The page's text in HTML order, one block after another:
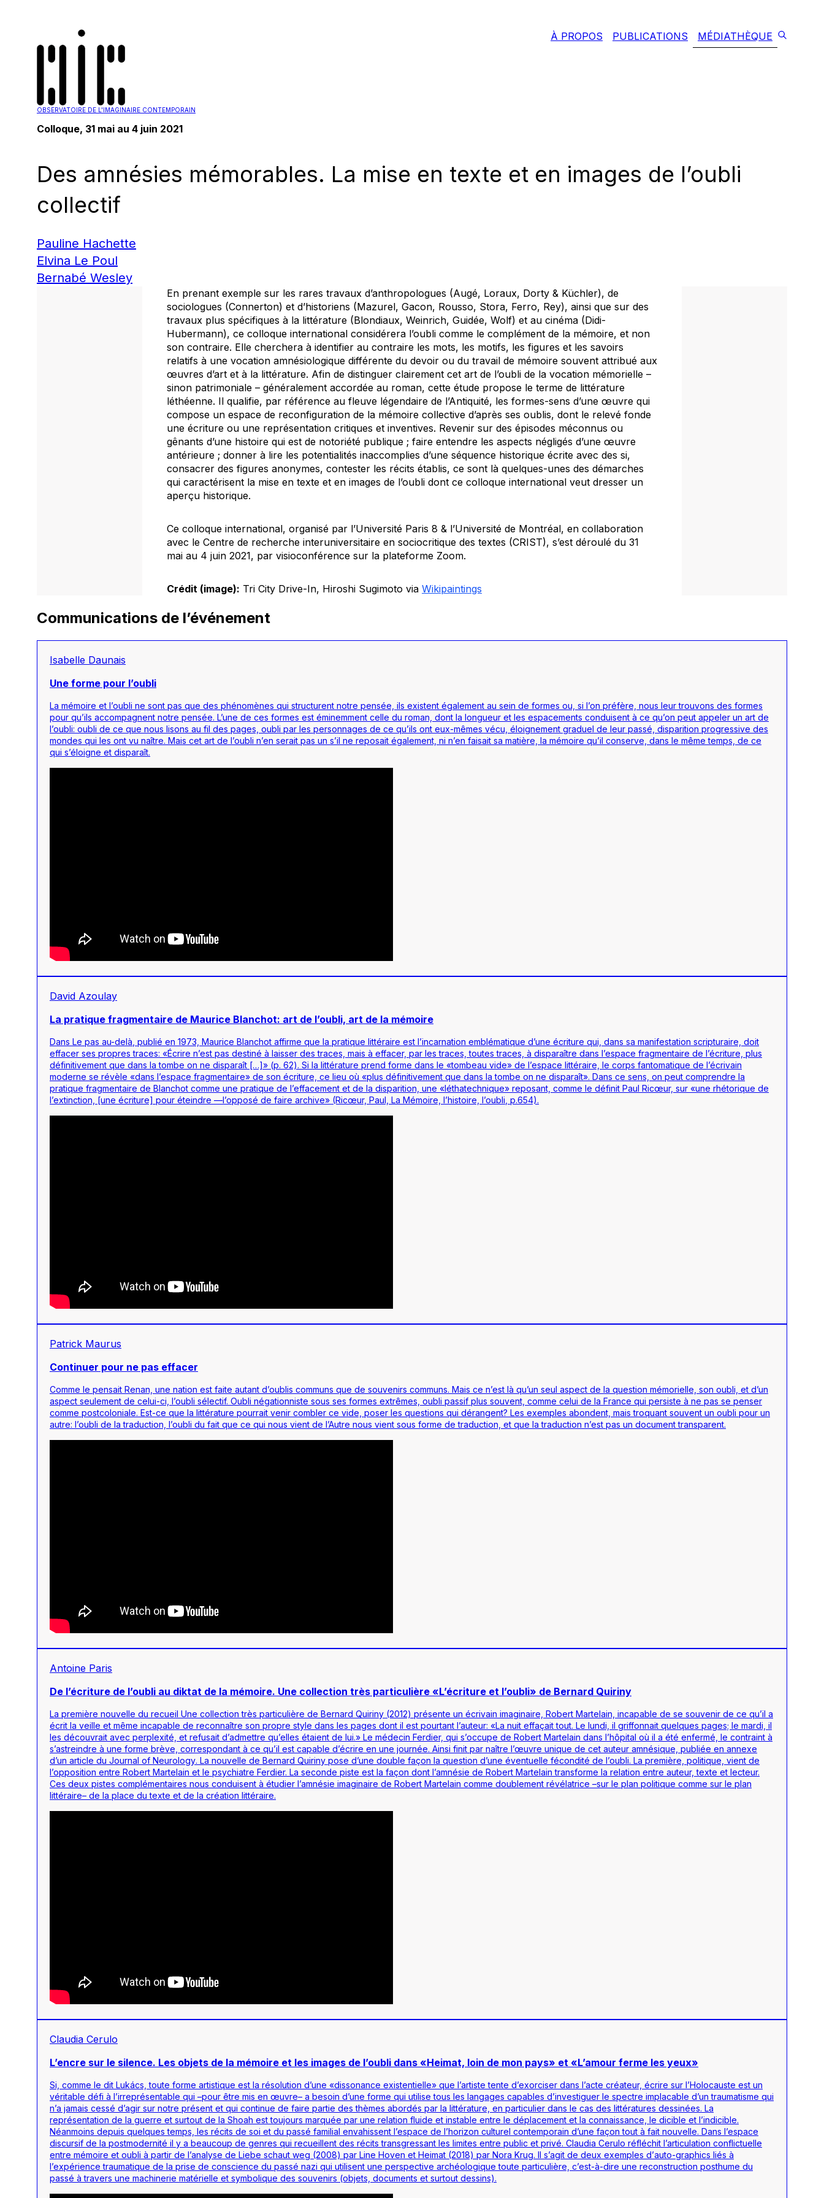
OBSERVATOIRE DE L'IMAGINAIRE CONTEMPORAIN
À PROPOS PUBLICATIONS MÉDIATHÈQUE
Colloque, 31 mai au 4 juin 2021
Des amnésies mémorables. La mise en texte et en images de l’oubli
collectif
Pauline Hachette
Elvina Le Poul
Bernabé Wesley
En prenant exemple sur les rares travaux d’anthropologues (Augé, Loraux, Dorty & Küchler), de
sociologues (Connerton) et d’historiens (Mazurel, Gacon, Rousso, Stora, Ferro, Rey), ainsi que sur des
travaux plus spécifiques à la littérature (Blondiaux, Weinrich, Guidée, Wolf) et au cinéma (Didi-
Hubermann), ce colloque international considérera l’oubli comme le complément de la mémoire, et non
son contraire. Elle cherchera à identifier au contraire les mots, les motifs, les figures et les savoirs
relatifs à une vocation amnésiologique différente du devoir ou du travail de mémoire souvent attribué aux
œuvres d’art et à la littérature. Afin de distinguer clairement cet art de l’oubli de la vocation mémorielle –
sinon patrimoniale – généralement accordée au roman, cette étude propose le terme de littérature
léthéenne. Il qualifie, par référence au fleuve légendaire de l’Antiquité, les formes-sens d’une œuvre qui
compose un espace de reconfiguration de la mémoire collective d’après ses oublis, dont le relevé fonde
une écriture ou une représentation critiques et inventives. Revenir sur des épisodes méconnus ou
gênants d’une histoire qui est de notoriété publique ; faire entendre les aspects négligés d’une œuvre
antérieure ; donner à lire les potentialités inaccomplies d’une séquence historique écrite avec des si,
consacrer des figures anonymes, contester les récits établis, ce sont là quelques-unes des démarches
qui caractérisent la mise en texte et en images de l’oubli dont ce colloque international veut dresser un
aperçu historique.
Ce colloque international, organisé par l’Université Paris 8 & l’Université de Montréal, en collaboration
avec le Centre de recherche interuniversitaire en sociocritique des textes (CRIST), s’est déroulé du 31
mai au 4 juin 2021, par visioconférence sur la plateforme Zoom.
Crédit (image): Tri City Drive-In, Hiroshi Sugimoto via Wikipaintings
Communications de l’événement
Isabelle Daunais
Une forme pour l’oubli
La mémoire et l’oubli ne sont pas que des phénomènes qui structurent notre pensée, ils existent également au sein de formes ou, si l’on préfère, nous leur trouvons des formes
pour qu’ils accompagnent notre pensée. L’une de ces formes est éminemment celle du roman, dont la longueur et les espacements conduisent à ce qu’on peut appeler un art de
l’oubli: oubli de ce que nous lisons au fil des pages, oubli par les personnages de ce qu’ils ont eux-mêmes vécu, éloignement graduel de leur passé, disparition progressive des
mondes qui les ont vu naître. Mais cet art de l’oubli n’en serait pas un s’il ne reposait également, ni n’en faisait sa matière, la mémoire qu’il conserve, dans le même temps, de ce
qui s’éloigne et disparaît.
David Azoulay
La pratique fragmentaire de Maurice Blanchot: art de l’oubli, art de la mémoire
Dans Le pas au-delà , publié en 1973, Maurice Blanchot affirme que la pratique littéraire est l’incarnation emblématique d’une écriture qui, dans sa manifestation scripturaire, doit
effacer ses propres traces: «Écrire n’est pas destiné à laisser des traces, mais à effacer, par les traces, toutes traces, à disparaître dans l’espace fragmentaire de l’écriture, plus
définitivement que dans la tombe on ne disparaît […]» (p. 62). Si la littérature prend forme dans le «tombeau vide» de l’espace littéraire, le corps fantomatique de l’écrivain
moderne se révèle «dans l’espace fragmentaire» de son écriture, ce lieu où «plus définitivement que dans la tombe on ne disparaît». Dans ce sens, on peut comprendre la
pratique fragmentaire de Blanchot comme une pratique de l’effacement et de la disparition, une «léthatechnique» reposant, comme le définit Paul Ricœur, sur «une rhétorique de
l’extinction, [une écriture] pour éteindre —l’opposé de faire archive» (Ricœur, Paul, La Mémoire, l’histoire, l’oubli , p.654).
Patrick Maurus
Continuer pour ne pas effacer
Comme le pensait Renan, une nation est faite autant d’oublis communs que de souvenirs communs. Mais ce n’est là qu’un seul aspect de la question mémorielle, son oubli, et d’un
aspect seulement de celui-ci, l’oubli sélectif. Oubli négationniste sous ses formes extrêmes, oubli passif plus souvent, comme celui de la France qui persiste à ne pas se penser
comme postcoloniale. Est-ce que la littérature pourrait venir combler ce vide, poser les questions qui dérangent? Les exemples abondent, mais troquant souvent un oubli pour un
autre: l’oubli de la traduction, l’oubli du fait que ce qui nous vient de l’Autre nous vient sous forme de traduction, et que la traduction n’est pas un document transparent.
Antoine Paris
De l’écriture de l’oubli au diktat de la mémoire. Une collection très particulière «L’écriture et l’oubli» de Bernard Quiriny
La première nouvelle du recueil Une collection très particulière de Bernard Quiriny (2012) présente un écrivain imaginaire, Robert Martelain, incapable de se souvenir de ce qu’il a
écrit la veille et même incapable de reconnaître son propre style dans les pages dont il est pourtant l’auteur: «La nuit effaçait tout. Le lundi, il griffonnait quelques pages; le mardi, il
les découvrait avec perplexité, et refusait d’admettre qu’elles étaient de lui.» Le médecin Ferdier, qui s’occupe de Robert Martelain dans l’hôpital où il a été enfermé, le contraint à
s’astreindre à une forme brève, correspondant à ce qu’il est capable d’écrire en une journée. Ainsi finit par naître l’œuvre unique de cet auteur amnésique, publiée en annexe
d’un article du Journal of Neurology. La nouvelle de Bernard Quiriny pose d’une double façon la question d’une éventuelle fécondité de l’oubli. La première, politique, vient de
l’opposition entre Robert Martelain et le psychiatre Ferdier. La seconde piste est la façon dont l’amnésie de Robert Martelain transforme la relation entre auteur, texte et lecteur.
Ces deux pistes complémentaires nous conduisent à étudier l’amnésie imaginaire de Robert Martelain comme doublement révélatrice –sur le plan politique comme sur le plan
littéraire– de la place du texte et de la création littéraire.
Claudia Cerulo
L’encre sur le silence. Les objets de la mémoire et les images de l’oubli dans «Heimat, loin de mon pays» et «L’amour ferme les yeux»
Si, comme le dit Lukács, toute forme artistique est la résolution d’une «dissonance existentielle» que l’artiste tente d’exorciser dans l’acte créateur, écrire sur l’Holocauste est un
véritable défi à l’irreprésentable qui –pour être mis en œuvre– a besoin d’une forme qui utilise tous les langages capables d’investiguer le spectre implacable d’un traumatisme qui
n’a jamais cessé d’agir sur notre présent et qui continue de faire partie des thèmes abordés par la littérature, en particulier dans le cas des littératures dessinées. La
représentation de la guerre et surtout de la Shoah est toujours marquée par une relation fluide et instable entre le déplacement et la connaissance, le dicible et l’indicible.
Néanmoins depuis quelques temps, les récits de soi et du passé familial envahissent l’espace de l’horizon culturel contemporain d’une façon tout à fait nouvelle. Dans l’espace
discursif de la postmodernité il y a beaucoup de genres qui recueillent des récits transgressant les limites entre public et privé. Claudia Cerulo réfléchit l’articulation conflictuelle
entre mémoire et oubli à partir de l’analyse de Liebe schaut weg (2008) par Line Hoven et Heimat (2018) par Nora Krug. Il s’agit de deux exemples d’auto-graphics liés à
l’expérience traumatique de la prise de conscience du passé nazi qui utilisent une perspective archéologique toute particulière, c’est-à-dire une reconstruction posthume du
passé à travers une machinerie matérielle et symbolique des souvenirs (objets, documents et surtout dessins).